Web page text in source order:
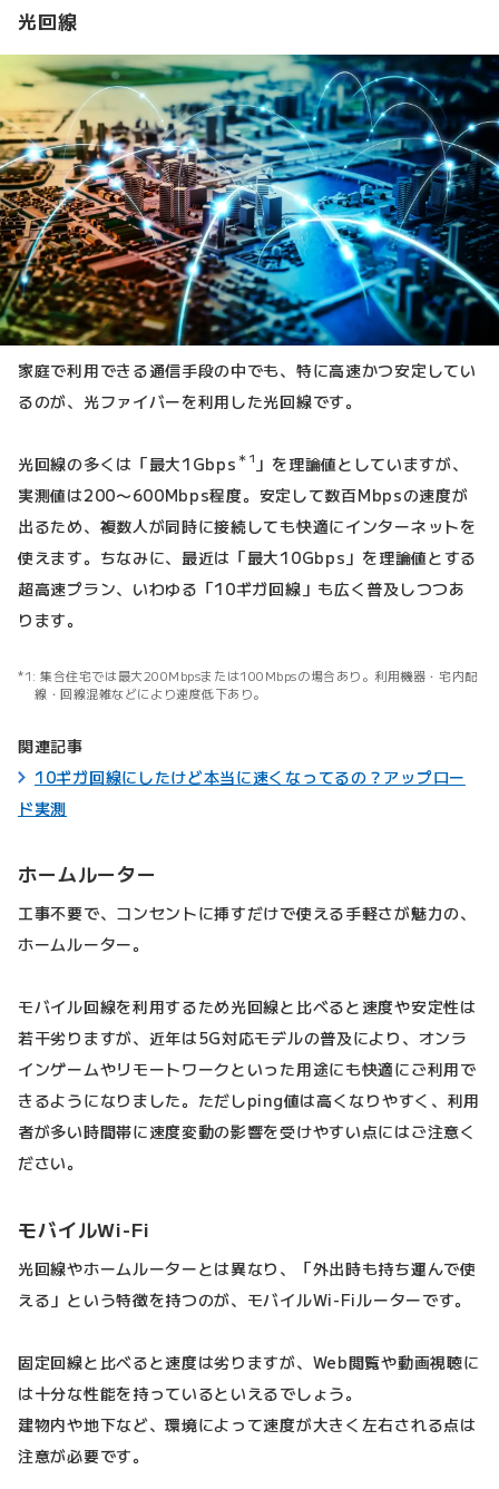
光回線
家庭で利用できる通信手段の中でも、特に高速かつ安定してい
るのが、光ファイバーを利用した光回線です。
光回線の多くは「最大1Gbps ＊1 」を理論値としていますが、
実測値は200〜600Mbps程度。安定して数百Mbpsの速度が
出るため、複数人が同時に接続しても快適にインターネットを
使えます。ちなみに、最近は「最大10Gbps」を理論値とする
超高速プラン、いわゆる「10ギガ回線」も広く普及しつつあ
ります。
集合住宅では最大200Mbpsまたは100Mbpsの場合あり。利用機器・宅内配
線・回線混雑などにより速度低下あり。
関連記事
10ギガ回線にしたけど本当に速くなってるの？アップロー
ド実測
ホームルーター
工事不要で、コンセントに挿すだけで使える手軽さが魅力の、
ホームルーター。
モバイル回線を利用するため光回線と比べると速度や安定性は
若干劣りますが、近年は5G対応モデルの普及により、オンラ
インゲームやリモートワークといった用途にも快適にご利用で
きるようになりました。ただしping値は高くなりやすく、利用
者が多い時間帯に速度変動の影響を受けやすい点にはご注意く
ださい。
モバイルWi-Fi
光回線やホームルーターとは異なり、「外出時も持ち運んで使
える」という特徴を持つのが、モバイルWi-Fiルーターです。
固定回線と比べると速度は劣りますが、Web閲覧や動画視聴に
は十分な性能を持っているといえるでしょう。
建物内や地下など、環境によって速度が大きく左右される点は
注意が必要です。